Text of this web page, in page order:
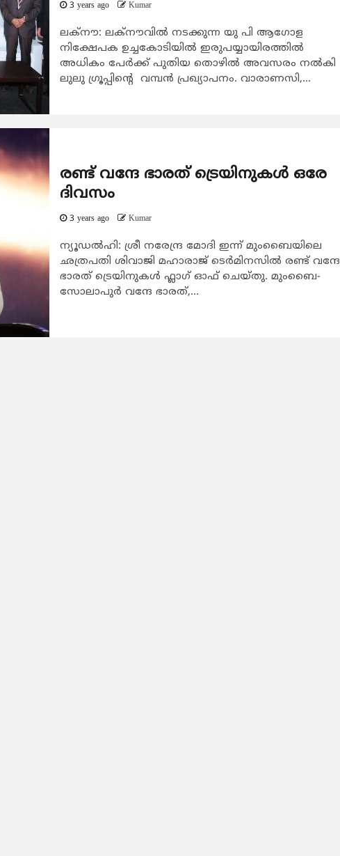
3 years ago Kumar
ലക്‌നൗ: ലക്‌നൗവിൽ നടക്കുന്ന യു പി ആഗോള
നിക്ഷേപക ഉച്ചകോടിയിൽ ഇരുപയ്യായിരത്തിൽ
അധികം പേർക്ക് പുതിയ തൊഴിൽ അവസരം നൽകി
ലുലു ഗ്രൂപ്പിന്റെ വമ്പൻ പ്രഖ്യാപനം. വാരാണസി,...
രണ്ട് വന്ദേ ഭാരത് ട്രെയിനുകൾ ഒരേ
ദിവസം
3 years ago Kumar
ന്യൂഡൽഹി: ശ്രീ നരേന്ദ്ര മോദി ഇന്ന് മുംബൈയിലെ
ഛത്രപതി ശിവാജി മഹാരാജ് ടെർമിനസിൽ രണ്ട് വന്ദേ
ഭാരത് ട്രെയിനുകൾ ഫ്ലാഗ് ഓഫ് ചെയ്തു. മുംബൈ-
സോലാപുർ വന്ദേ ഭാരത്,...